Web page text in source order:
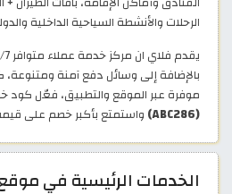
الرحلات والأنشطة السياحية الداخلية
بالإضافة إلى وسائل دفع آمنة
موفرة عبر الموقع والتطبيق، فعّل كود خصم
(ABC286)
واستمتع بأكبر خصم على
الخدمات الرئيسية في